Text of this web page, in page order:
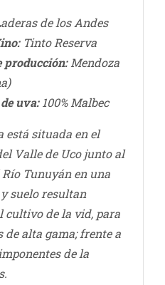
de los Andes
Tinto Reserva
producción:Mendoza
uva:100% Malbec
está situada en el
Valle de Uco junto al
Río Tunuyán en una
suelo resultan
cultivo de la vid, para
de alta gama; frente a
de la